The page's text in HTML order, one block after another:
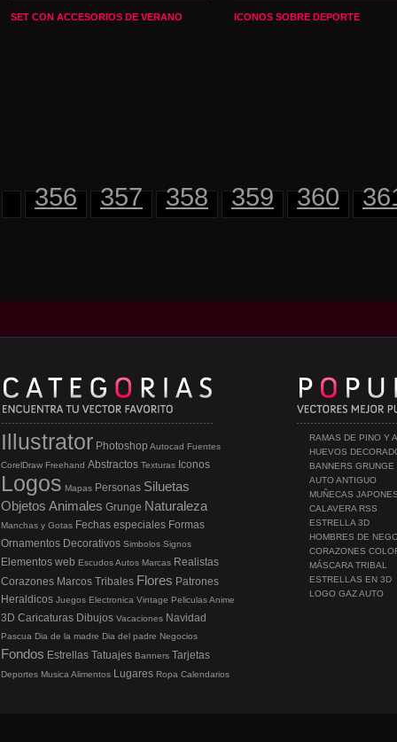
SET CON ACCESORIOS DE VERANO ICONOS SOBRE DEPORTE
356 357 358 359 360
RAMAS DE PINO Y
HUEVOS
BANNERS GRUNGE
AUTO ANTIGUO
MUÑECAS
CALAVERA RSS
ESTRELLA 3D
HOMBRES DE
CORAZONES
MÁSCARA TRIBAL
ESTRELLAS EN 3D
LOGO GAZ AUTO
Illustrator Photoshop Autocad Fuentes
CorelDraw Freehand Abstractos Texturas Iconos
Logos Mapas Personas Siluetas
Objetos Animales Grunge Naturaleza
Manchas y Gotas Fechas especiales Formas
Ornamentos Decorativos Simbolos Signos
Elementos web EscudosAutos Marcas Realistas
Corazones Marcos Tribales Flores Patrones
Heraldicos Juegos Electronica Vintage PeliculasAnime
3D Caricaturas Dibujos Vacaciones Navidad
Pascua Dia de la madre Dia del padre Negocios
Fondos Estrellas Tatuajes Banners Tarjetas
Deportes Musica Alimentos Lugares Ropa Calendarios